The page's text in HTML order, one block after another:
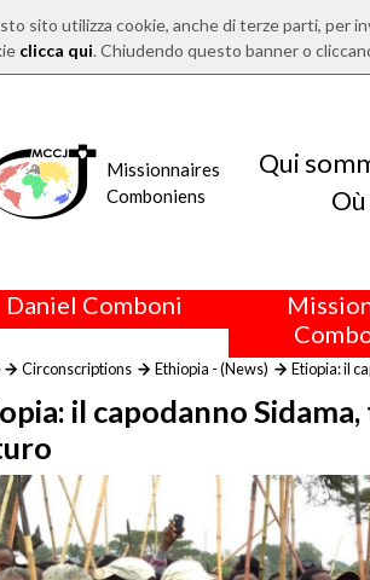
sito utilizza cookie, anche di terze parti, per
clicca qui. Chiudendo questo banner o
Missionnaires
Comboniens
Qui
Daniel Comboni
Circonscriptions Ethiopia - (News) Etiopia: il
il capodanno